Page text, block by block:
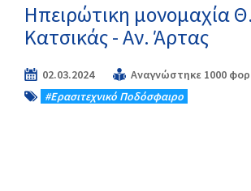
Ηπειρώτικη μονομαχία Θ.
Κατσικάς - Αν. Άρτας
02.03.2024
Αναγνώστηκε 1000
#Eρασιτεχνικό Ποδόσφαιρο